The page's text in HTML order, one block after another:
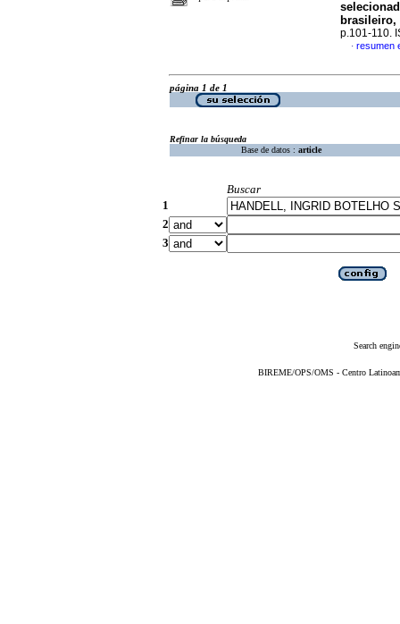
brasileiro,
p.101-110.
· resumen
página 1 de 1
Refinar la búsqueda
Base de datos : article
Buscar
1
2
3
Search
BIREME/OPS/OMS - Centro